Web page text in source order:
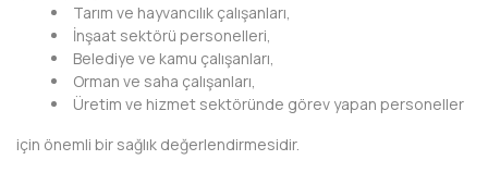
BURSA
ÇANAKKALE
Tarım ve hayvancılık çalışanları,
İnşaat sektörü personelleri,
Belediye ve kamu çalışanları,
Orman ve saha çalışanları,
Üretim ve hizmet sektöründe görev yapan personeller
için önemli bir sağlık değerlendirmesidir.